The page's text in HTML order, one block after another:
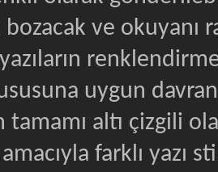
ve okuyanı
uygun
altı çizgili
farklı yazı